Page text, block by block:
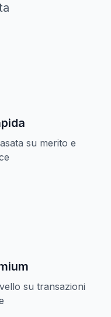
su merito e
su transazioni